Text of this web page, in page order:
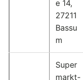
e 14,
27211
Bassu
m
Super
markt-